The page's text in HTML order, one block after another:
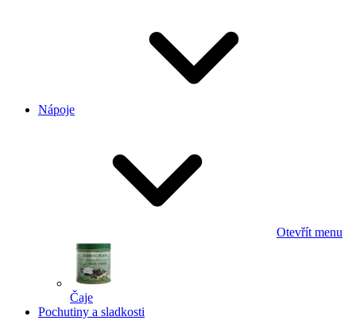
Nápoje
Otevřít menu
Čaje
Pochutiny a sladkosti